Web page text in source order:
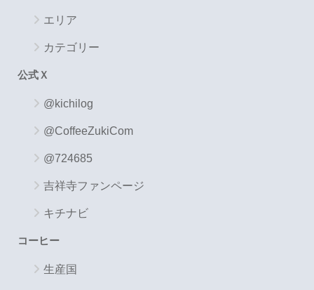
エリア
カテゴリー
公式Ｘ
@kichilog
@CoffeeZukiCom
@724685
吉祥寺ファンページ
キチナビ
コーヒー
生産国